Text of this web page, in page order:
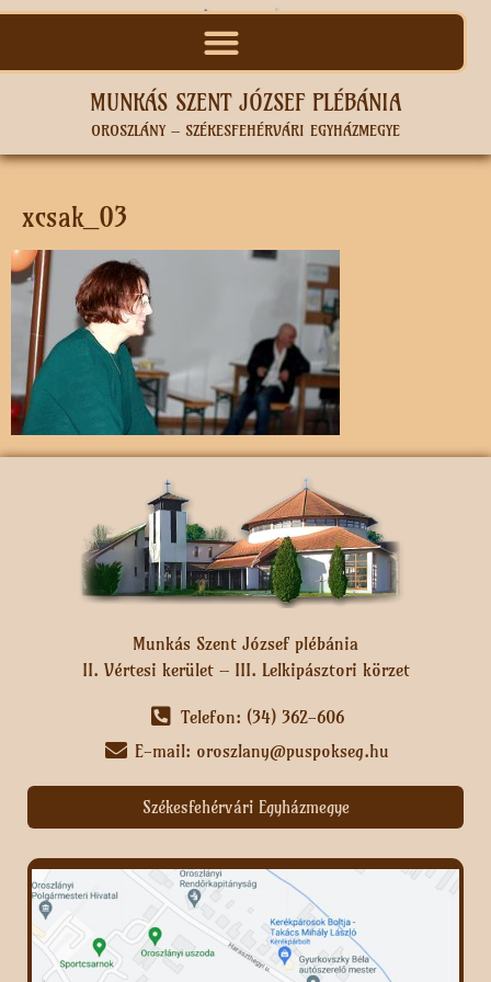
MUNKÁS SZENT JÓZSEF PLÉBÁNIA
OROSZLÁNY – SZÉKESFEHÉRVÁRI EGYHÁZMEGYE
xcsak_03
Munkás Szent József plébánia
II. Vértesi kerület – III. Lelkipásztori körzet
Telefon: (34) 362-606
E-mail: oroszlany@puspokseg.hu
Székesfehérvári Egyházmegye